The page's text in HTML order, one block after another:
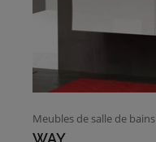
Meubles de salle de bains
WAY